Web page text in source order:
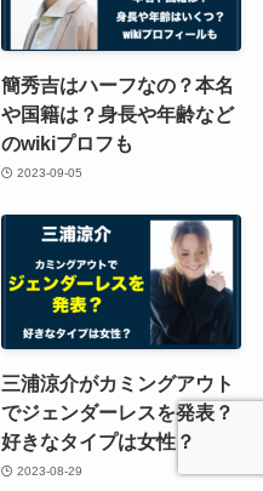
簡秀吉はハーフなの？本名
や国籍は？身長や年齢など
のwikiプロフも
2023-09-05
三浦涼介がカミングアウト
でジェンダーレスを発表？
好きなタイプは女性？
2023-08-29